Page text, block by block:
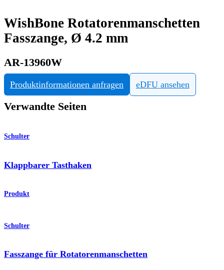
WishBone Rotatorenmanschetten
Fasszange, Ø 4.2 mm
AR-13960W
Produktinformationen anfragen eDFU ansehen
Verwandte Seiten
Schulter
Klappbarer Tasthaken
Produkt
Schulter
Fasszange für Rotatorenmanschetten